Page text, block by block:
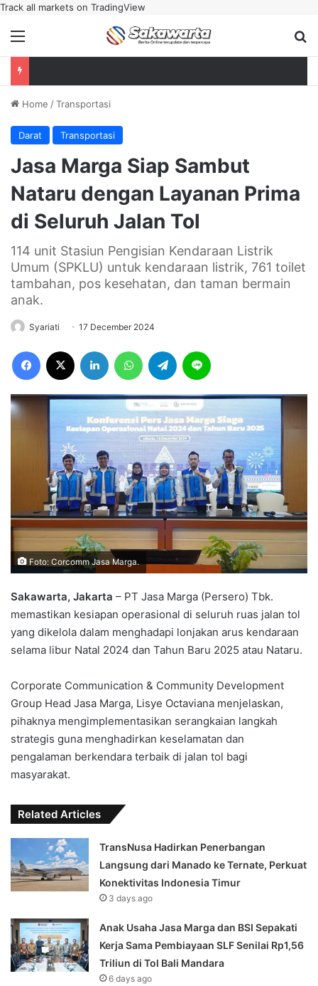
Track all markets on TradingView
Menu
Home /Transportasi
Darat Transportasi
Jasa Marga Siap Sambut
Nataru dengan Layanan Prima
di Seluruh Jalan Tol
114 unit Stasiun Pengisian Kendaraan Listrik
Umum (SPKLU) untuk kendaraan listrik, 761 toilet
tambahan, pos kesehatan, dan taman bermain
anak.
Syariati 17 December 2024
Facebook LinkedIn WhatsAppTelegram
Foto: Corcomm Jasa Marga.
Sakawarta, Jakarta – PT Jasa Marga (Persero) Tbk.
memastikan kesiapan operasional di seluruh ruas jalan tol
yang dikelola dalam menghadapi lonjakan arus kendaraan
selama libur Natal 2024 dan Tahun Baru 2025 atau Nataru.
Corporate Communication & Community Development
Group Head Jasa Marga, Lisye Octaviana menjelaskan,
pihaknya mengimplementasikan serangkaian langkah
strategis guna menghadirkan keselamatan dan
pengalaman berkendara terbaik di jalan tol bagi
masyarakat.
Related Articles
TransNusa Hadirkan Penerbangan
Langsung dari Manado ke Ternate, Perkuat
Konektivitas Indonesia Timur
3 days ago
Anak Usaha Jasa Marga dan BSI Sepakati
Kerja Sama Pembiayaan SLF ‎Senilai Rp1,56
Triliun di Tol Bali Mandara‎‎
6 days ago